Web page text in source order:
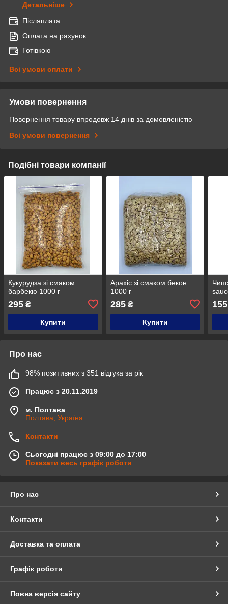
Детальніше
Післяплата
Оплата на рахунок
Готівкою
Всі умови оплати
Умови повернення
Повернення товару впродовж 14 днів за домовленістю
Всі умови повернення
Подібні товари компанії
Кукурудза зі смаком
барбекю 1000 г
295 ₴
Купити
Арахіс зі смаком бекон
1000 г
285₴
Купити
155
Про нас
98% позитивних з 351 відгука за рік
Працює з 20.11.2019
м. Полтава
Полтава, Україна
Контакти
Сьогодні працює з 09:00 до 17:00
Показати весь графік роботи
Про нас
Контакти
Доставка та оплата
Графік роботи
Повна версія сайту